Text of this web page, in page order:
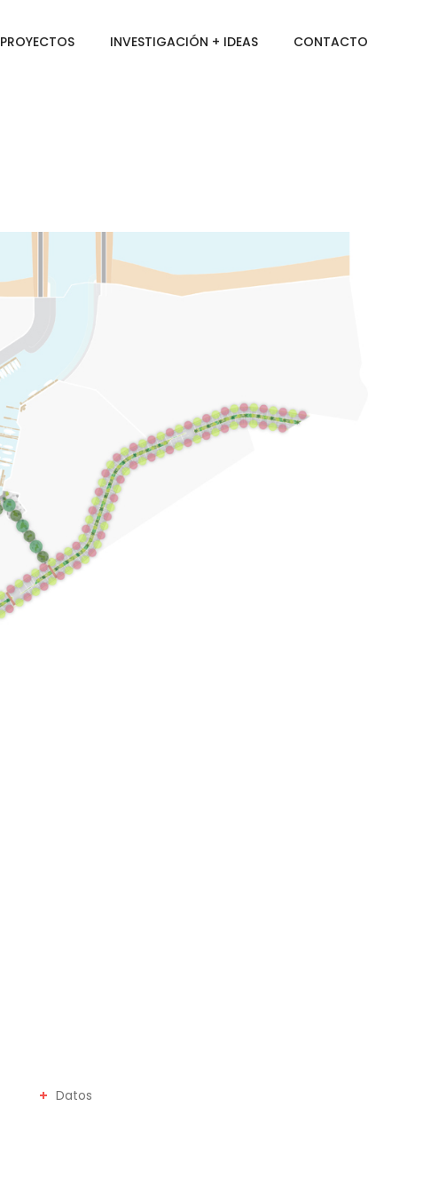
PROYECTOS INVESTIGACIÓN + IDEAS CONTACTO
Datos